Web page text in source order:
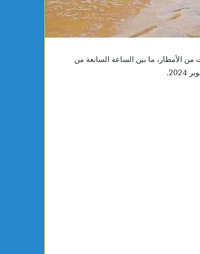
الأخيرة، نزول كميات من الأمطار، ما بين الساعة السابعة من
2028